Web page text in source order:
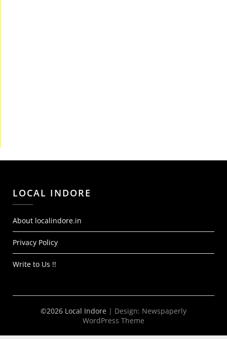
LOCAL INDORE
About localindore.in
Privacy Policy
Write to Us !!
©2026 Local Indore | Design: Newspaperly
WordPress Theme